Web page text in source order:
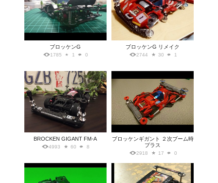
ブロッケンG
1785 1 0
ブロッケンG リメイク
2744 30 1
BROCKEN GIGANT FM-A
4993 60 8
ブロッケンギガント ２次ブーム時
プラス
2918 17 0